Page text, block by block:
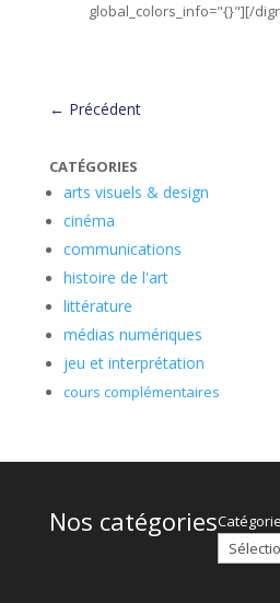
global_colors_info="{}"][/
← Précédent
CATÉGORIES
arts visuels & design
cinéma
communications
histoire de l'art
littérature
médias numériques
jeu et interprétation
cours complémentaires
Nos catégories